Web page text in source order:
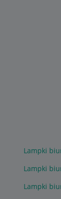
Lampki
Lampki
Lampki